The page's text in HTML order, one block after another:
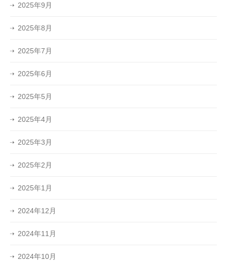
2025年9月
2025年8月
2025年7月
2025年6月
2025年5月
2025年4月
2025年3月
2025年2月
2025年1月
2024年12月
2024年11月
2024年10月